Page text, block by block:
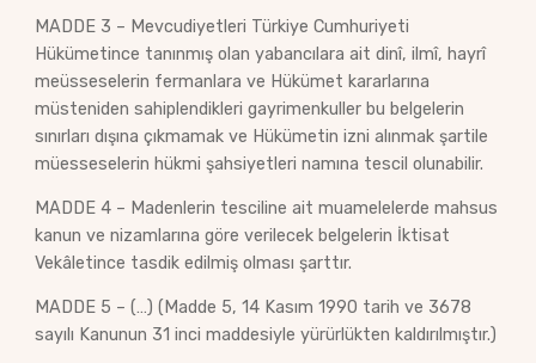
MADDE 3 – Mevcudiyetleri Türkiye Cumhuriyeti
Hükümetince tanınmış olan yabancılara ait dinî, ilmî, hayrî
meüsseselerin fermanlara ve Hükümet kararlarına
müsteniden sahiplendikleri gayrimenkuller bu belgelerin
sınırları dışına çıkmamak ve Hükümetin izni alınmak şartile
müesseselerin hükmi şahsiyetleri namına tescil olunabilir.
MADDE 4 – Madenlerin tesciline ait muamelelerde mahsus
kanun ve nizamlarına göre verilecek belgelerin İktisat
Vekâletince tasdik edilmiş olması şarttır.
MADDE 5 – (…) (Madde 5, 14 Kasım 1990 tarih ve 3678
sayılı Kanunun 31 inci maddesiyle yürürlükten kaldırılmıştır.)